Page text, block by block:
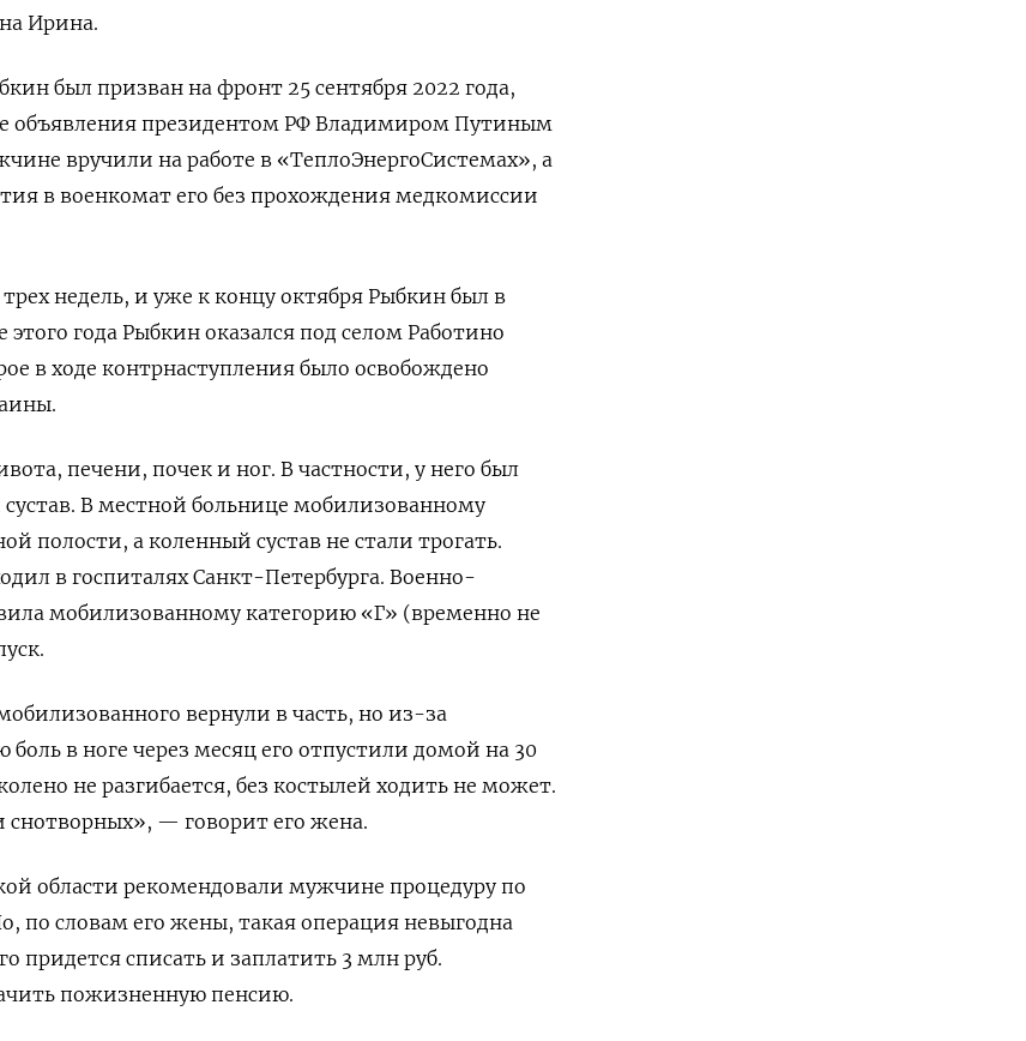
Ирина.
был призван на фронт 25 сентября 2022 года,
объявления президентом РФ Владимиром Путиным
вручили на работе в «ТеплоЭнергоСистемах», а
в военкомат его без прохождения медкомиссии
недель, и уже к концу октября Рыбкин был в
года Рыбкин оказался под селом Работино
в ходе контрнаступления было освобождено
печени, почек и ног. В частности, у него был
В местной больнице мобилизованному
полости, а коленный сустав не стали трогать.
в госпиталях Санкт-Петербурга. Военно-
мобилизованному категорию «Г» (временно не
вернули в часть, но из-за
в ноге через месяц его отпустили домой на 30
не разгибается, без костылей ходить не может.
— говорит его жена.
области рекомендовали мужчине процедуру по
по словам его жены, такая операция невыгодна
придется списать и заплатить 3 млн руб.
пожизненную пенсию.